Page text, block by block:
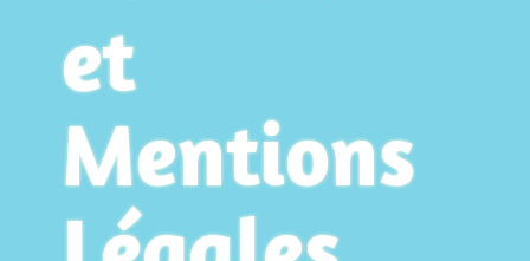
et
Mentions